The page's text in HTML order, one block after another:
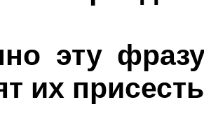
эту фразу
их